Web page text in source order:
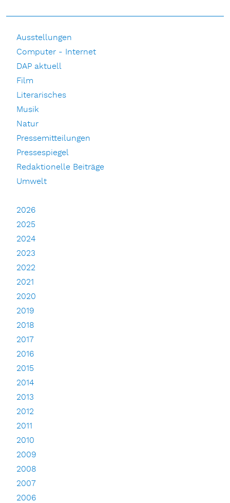
Ausstellungen
Computer - Internet
DAP aktuell
Film
Literarisches
Musik
Natur
Pressemitteilungen
Pressespiegel
Redaktionelle Beiträge
Umwelt
2026
2025
2024
2023
2022
2021
2020
2019
2018
2017
2016
2015
2014
2013
2012
2011
2010
2009
2008
2007
2006